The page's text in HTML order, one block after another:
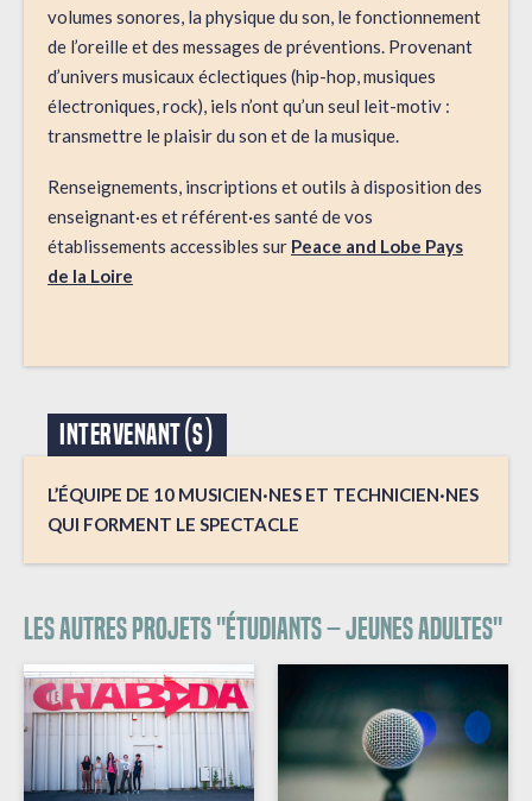
volumes sonores, la physique du son, le fonctionnement
de l’oreille et des messages de préventions. Provenant
d’univers musicaux éclectiques (hip-hop, musiques
électroniques, rock), iels n’ont qu’un seul leit-motiv :
transmettre le plaisir du son et de la musique.
Renseignements, inscriptions et outils à disposition des
enseignant·es et référent·es santé de vos
établissements accessibles sur Peace and Lobe Pays
de la Loire
INTERVENANT(S)
L’ÉQUIPE DE 10 MUSICIEN·NES ET TECHNICIEN·NES
QUI FORMENT LE SPECTACLE
Les autres projets "Étudiants – Jeunes adultes"